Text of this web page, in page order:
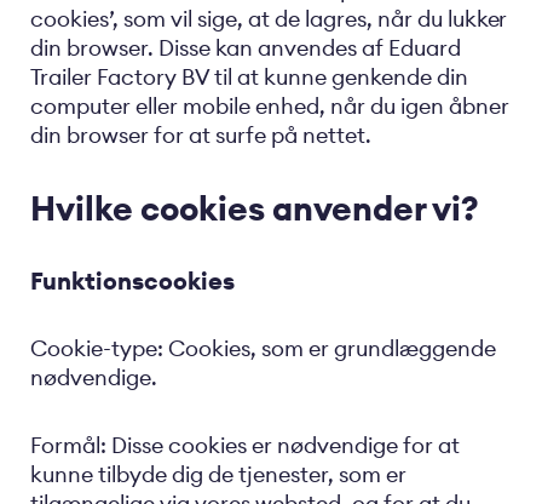
cookies’, som vil sige, at de lagres, når du lukker
din browser. Disse kan anvendes af Eduard
Trailer Factory BV til at kunne genkende din
computer eller mobile enhed, når du igen åbner
din browser for at surfe på nettet.
Hvilke cookies anvender vi?
Funktionscookies
Cookie-type: Cookies, som er grundlæggende
nødvendige.
Formål: Disse cookies er nødvendige for at
kunne tilbyde dig de tjenester, som er